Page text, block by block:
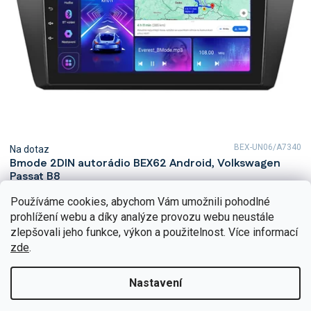
Používáme cookies, abychom Vám umožnili pohodlné
prohlížení webu a díky analýze provozu webu neustále
zlepšovali jeho funkce, výkon a použitelnost. Více informací
zde.
Nastavení
Bmode 2DIN autorádio BEX62 Android, Volkswagen
Passat B8
Na dotaz
5 490 Kč Detail
Zažijte každý okamžik ve vašem Volkswagen Passat B8 s
neuvěřitelným zvukem díky 2DIN autorádiu Bmode BEX62. Na první
pohled upoutá moderní technologie CarPlay a...
BEX-UN06/A7340